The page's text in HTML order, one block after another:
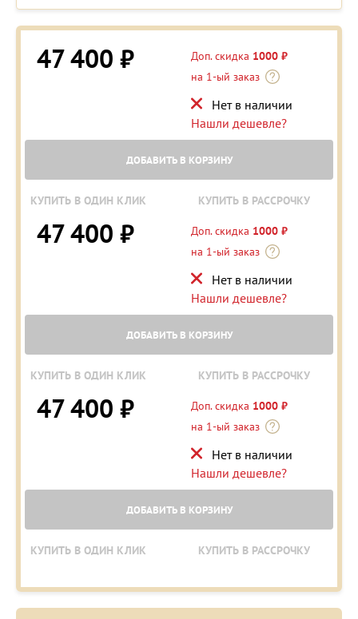
47 400 ₽ Доп. скидка 1000 ₽
на 1-ый заказ
Нет в наличии
Нашли дешевле?
ДОБАВИТЬ В КОРЗИНУ
КУПИТЬ В ОДИН КЛИК КУПИТЬ В РАССРОЧКУ
47 400 ₽ Доп. скидка 1000 ₽
на 1-ый заказ
Нет в наличии
Нашли дешевле?
ДОБАВИТЬ В КОРЗИНУ
КУПИТЬ В ОДИН КЛИК КУПИТЬ В РАССРОЧКУ
47 400 ₽ Доп. скидка 1000 ₽
на 1-ый заказ
Нет в наличии
Нашли дешевле?
ДОБАВИТЬ В КОРЗИНУ
КУПИТЬ В ОДИН КЛИК КУПИТЬ В РАССРОЧКУ